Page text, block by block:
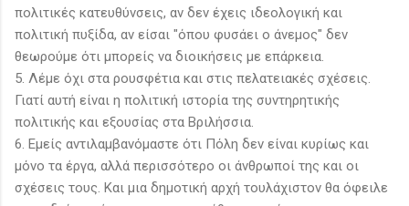
πολιτικές κατευθύνσεις, αν δεν έχεις ιδεολογική και
πολιτική πυξίδα, αν είσαι "όπου φυσάει ο άνεμος" δεν
θεωρούμε ότι μπορείς να διοικήσεις με επάρκεια.
5. Λέμε όχι στα ρουσφέτια και στις πελατειακές σχέσεις.
Γιατί αυτή είναι η πολιτική ιστορία της συντηρητικής
πολιτικής και εξουσίας στα Βριλήσσια.
6. Εμείς αντιλαμβανόμαστε ότι Πόλη δεν είναι κυρίως και
μόνο τα έργα, αλλά περισσότερο οι άνθρωποί της και οι
σχέσεις τους. Και μια δημοτική αρχή τουλάχιστον θα όφειλε